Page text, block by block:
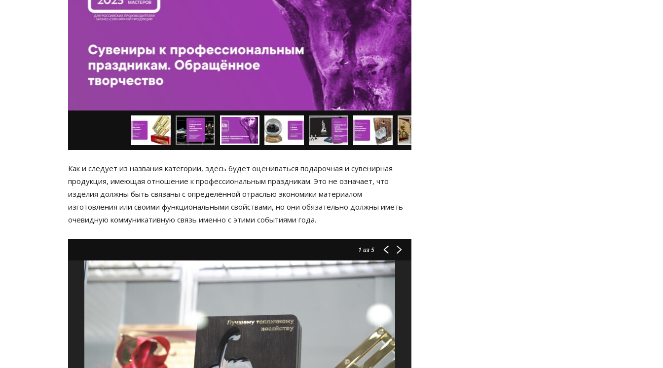
Как и следует из названия категории, здесь будет оцениваться подарочная и сувенирная
продукция, имеющая отношение к профессиональным праздникам. Это не означает, что
изделия должны быть связаны с определённой отраслью экономики материалом
изготовления или своими функциональными свойствами, но они обязательно должны иметь
очевидную коммуникативную связь именно с этими событиями года.
1 из 5